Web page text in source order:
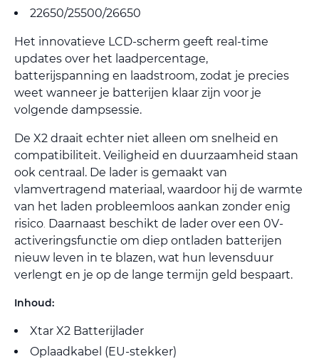
22650/25500/26650
Het innovatieve LCD-scherm geeft real-time
updates over het laadpercentage,
batterijspanning en laadstroom, zodat je precies
weet wanneer je batterijen klaar zijn voor je
volgende dampsessie.
De X2 draait echter niet alleen om snelheid en
compatibiliteit. Veiligheid en duurzaamheid staan
ook centraal. De lader is gemaakt van
vlamvertragend materiaal, waardoor hij de warmte
van het laden probleemloos aankan zonder enig
risico Daarnaast beschikt de lader over een 0V-
activeringsfunctie om diep ontladen batterijen
nieuw leven in te blazen, wat hun levensduur
verlengt en je op de lange termijn geld bespaart.
Inhoud:
Xtar X2 Batterijlader
Oplaadkabel (EU-stekker)